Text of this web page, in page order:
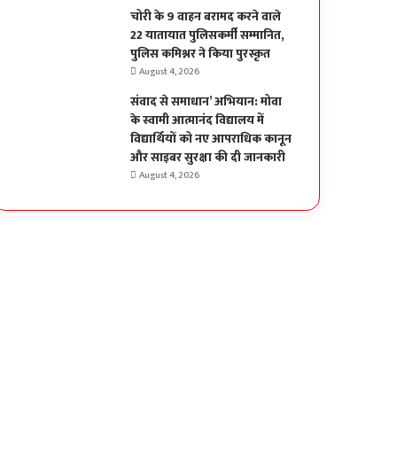
चोरी के 9 वाहन बरामद करने वाले
22 यातायात पुलिसकर्मी सम्मानित,
पुलिस कमिश्नर ने किया पुरस्कृत
August 4, 2026
संवाद से समाधान’ अभियान: मोवा
के स्वामी आत्मानंद विद्यालय में
विद्यार्थियों को नए आपराधिक कानून
और साइबर सुरक्षा की दी जानकारी
August 4, 2026